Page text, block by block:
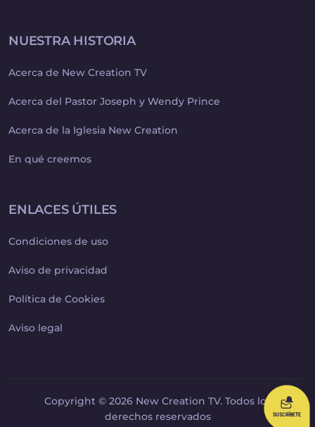
NUESTRA HISTORIA
Acerca de New Creation TV
Acerca del Pastor Joseph y Wendy Prince
Acerca de la Iglesia New Creation
En qué creemos
ENLACES ÚTILES
Condiciones de uso
Aviso de privacidad
Política de Cookies
Aviso legal
Copyright © 2026 New Creation TV. Todos los
derechos reservados
SUSCRÍBETE